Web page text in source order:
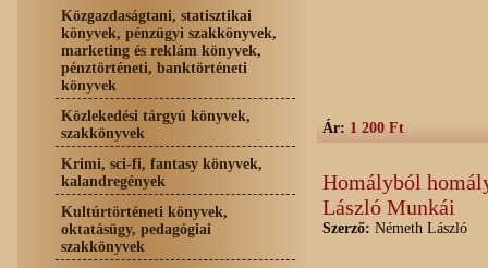
Közgazdaságtani, statisztikai
könyvek, pénzügyi szakkönyvek,
marketing és reklám könyvek,
pénztörténeti, banktörténeti
könyvek
Közlekedési tárgyú könyvek,
szakkönyvek
Krimi, sci-fi, fantasy könyvek,
kalandregények
Kultúrtörténeti könyvek,
oktatásügy, pedagógiai
szakkönyvek
Ár: 1 200 Ft
Homályból
László Munkái
Szerző: Németh László